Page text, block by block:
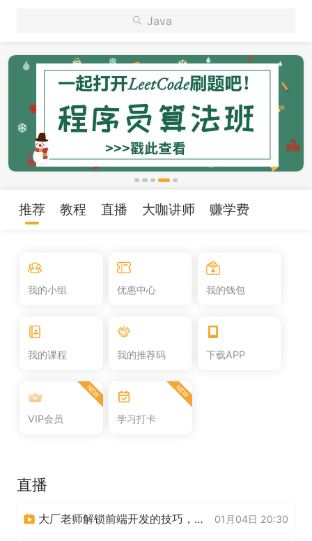
Java
推荐 教程 直播 大咖讲师 赚学费
我的小组 优惠中心 我的钱包
我的课程 我的推荐码 下载APP
VIP会员 学习打卡
直播
大厂老师解锁前端开发的技巧，零距离答疑互动！ 01月04日 20:30